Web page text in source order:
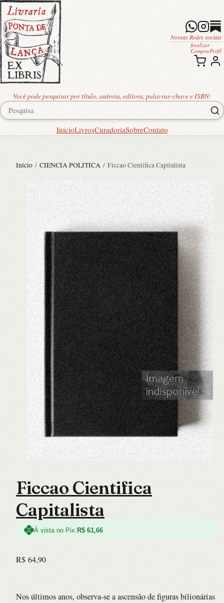
Você pode pesquisar por título, autoria, editora, palavras-chave e ISBN:
InícioLivrosCuradoriaSobreContato
Nossas Redes sociais
finalizar
Compra Perfil
Início / CIENCIA POLITICA / Ficcao Cientifica Capitalista
Ficcao Cientifica
Capitalista
À vista no Pix:R$ 61,66
R$ 64,90
Nos últimos anos, observa-se a ascensão de figuras bilionárias